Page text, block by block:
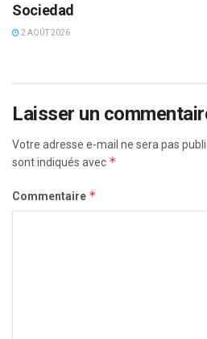
Sociedad
2 AOÛT 2026
Laisser un
Votre adresse e-mail ne sera pas
sont indiqués avec *
Commentaire *